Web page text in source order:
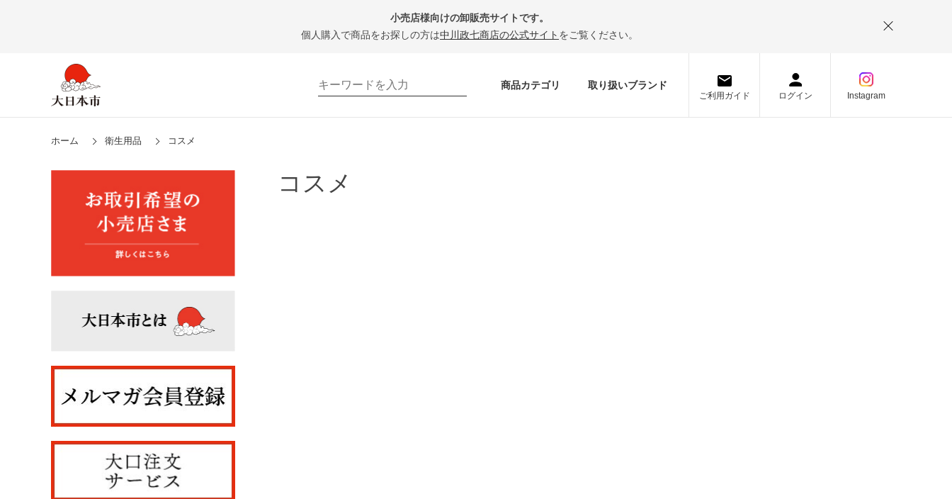
小売店様向けの卸販売サイトです。
個人購入で商品をお探しの方は中川政七商店の公式サイト をご覧ください。
商品カテゴリ 取り扱いブランド
ご利用ガイド ログイン Instagram
ホーム 衛生用品 コスメ
コスメ